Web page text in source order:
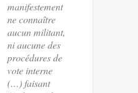
manifestement
ne connaître
aucun militant,
ni aucune des
procédures de
vote interne
(…) faisant